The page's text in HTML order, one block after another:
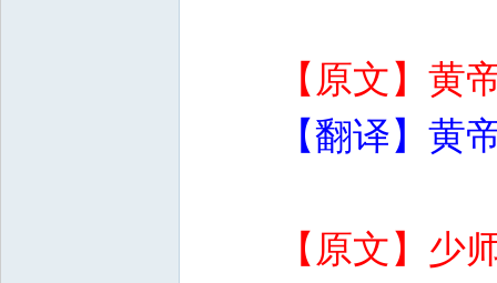
【原文】黄
【翻译】黄
【原文】少